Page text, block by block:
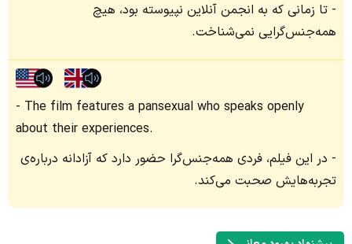
تا زمانی که به انجمن آنلاین نپیوسته بود، هیچ
همه‌جنس‌گرایی نمی‌شناخت.
The film features a pansexual who speaks openly
about their experiences.
در این فیلم، فردی همه‌جنس‌گرا حضور دارد که آزادانه درباره‌ی
تجربه‌هایش صحبت می‌کند.